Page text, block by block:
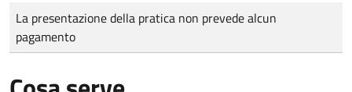
Tipo di pagamento
Importo
La presentazione della pratica non prevede alcun
pagamento